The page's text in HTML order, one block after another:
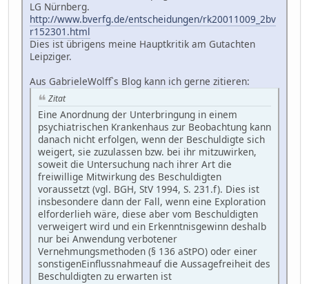
LG Nürnberg.
http://www.bverfg.de/entscheidungen/rk20011009_2bv
r152301.html
Dies ist übrigens meine Hauptkritik am Gutachten
Leipziger.
Aus GabrieleWolff`s Blog kann ich gerne zitieren:
Zitat
Eine Anordnung der Unterbringung in einem
psychiatrischen Krankenhaus zur Beobachtung kann
danach nicht erfolgen, wenn der Beschuldigte sich
weigert, sie zuzulassen bzw. bei ihr mitzuwirken,
soweit die Untersuchung nach ihrer Art die
freiwillige Mitwirkung des Beschuldigten
voraussetzt (vgl. BGH, StV 1994, S. 231.f). Dies ist
insbesondere dann der Fall, wenn eine Exploration
elforderlieh wäre, diese aber vom Beschuldigten
verweigert wird und ein Erkenntnisgewinn deshalb
nur bei Anwendung verbotener
Vernehmungsmethoden (§ 136 aStPO) oder einer
sonstigenEinflussnahmeauf die Aussagefreiheit des
Beschuldigten zu erwarten ist